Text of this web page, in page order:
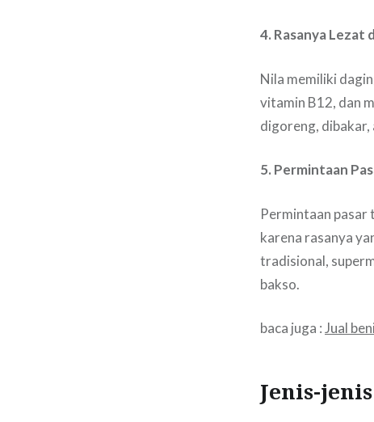
4. Rasanya Lezat
Nila memiliki
vitamin B12, dan
digoreng, dibakar,
5. Permintaan
Permintaan pasar
karena rasanya
tradisional,
bakso.
baca juga : Jual
Jenis-